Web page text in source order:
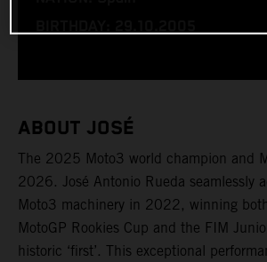
ABOUT JOSÉ
The 2025 Moto3 world champion and
2026. José Antonio Rueda seamlessly
Moto3 machinery in 2022, winning
MotoGP Rookies Cup and the FIM
historic ‘first’. This exceptional